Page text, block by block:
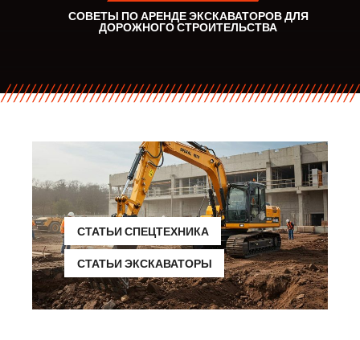
СОВЕТЫ ПО АРЕНДЕ ЭКСКАВАТОРОВ ДЛЯ
ДОРОЖНОГО СТРОИТЕЛЬСТВА
СТАТЬИ СПЕЦТЕХНИКА
СТАТЬИ ЭКСКАВАТОРЫ